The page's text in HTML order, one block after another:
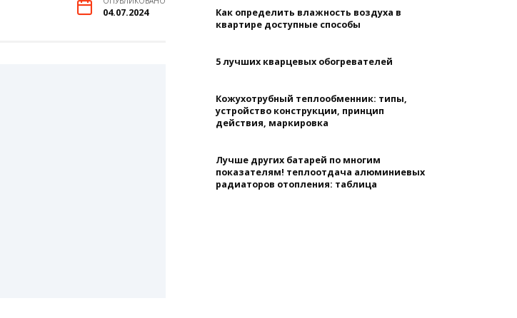
04.07.2024
Как определить влажность воздуха в
квартире доступные способы
5 лучших кварцевых обогревателей
Кожухотрубный теплообменник: типы,
устройство конструкции, принцип
действия, маркировка
Лучше других батарей по многим
показателям! теплоотдача алюминиевых
радиаторов отопления: таблица